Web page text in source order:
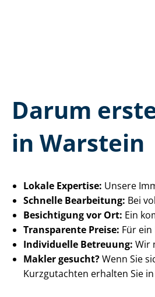
Darum
in Warstein
Lokale Expertise: Unsere
Schnelle Bearbeitung: Bei
Besichtigung vor Ort: Ein
Transparente Preise: Für
Individuelle Betreuung: Wir
Makler gesucht?Wenn Sie
Kurzgutachten erhalten Sie